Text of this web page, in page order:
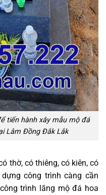
tiến hành xây mẫu mộ đá
Lâm Đồng Đắk Lắk
thờ, có thiêng, có kiên, có
công trình càng cần
trình lăng mộ đá hoa